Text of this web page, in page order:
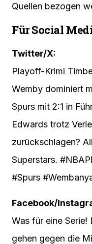
Quellen bezogen
Für Social
Twitter/X:
Playoff-Krimi
Wemby dominiert
Spurs mit 2:1 in
Edwards trotz
zurückschlagen?
Superstars.
#Spurs
Facebook/
Was für eine Serie!
gehen gegen die